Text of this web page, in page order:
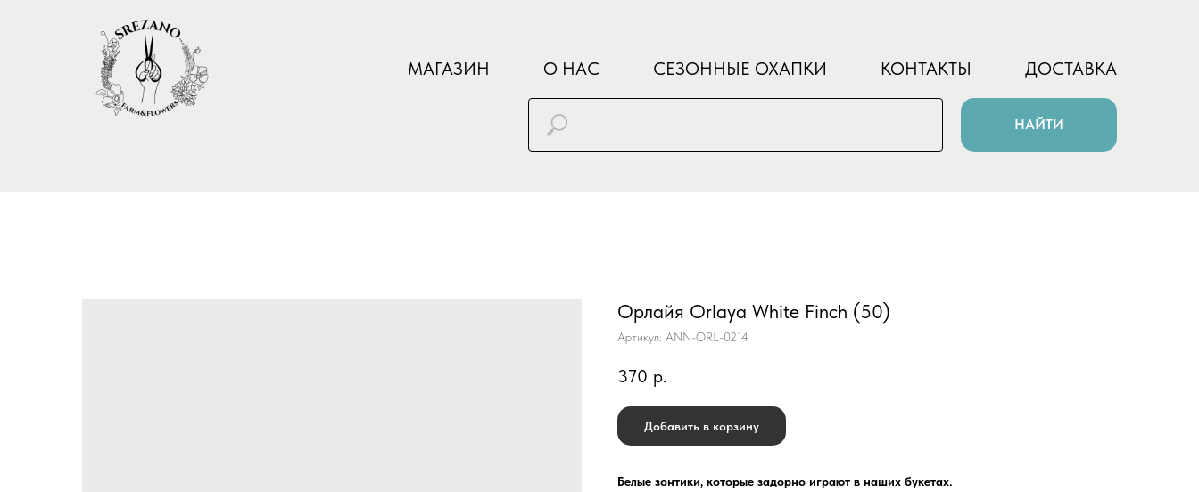
МАГАЗИН О НАС СЕЗОННЫЕ ОХАПКИ КОНТАКТЫ ДОСТАВКА
НАЙТИ
Орлайя Orlaya White Finch (50)
Артикул: ANN-ORL-0214
370 р.
Добавить в корзину
Белые зонтики, которые задорно играют в наших букетах.